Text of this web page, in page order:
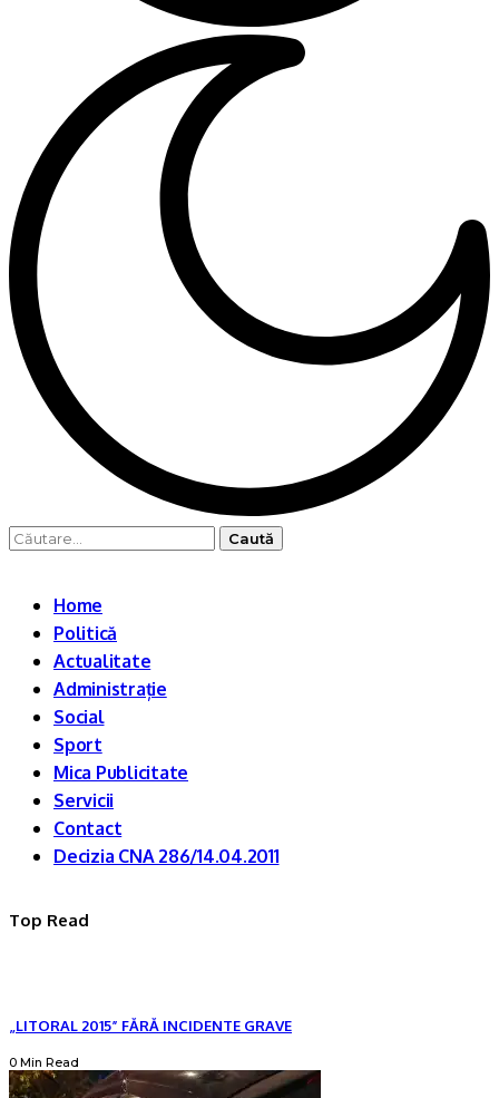
Caută
Home
Politică
Actualitate
Administrație
Social
Sport
Mica Publicitate
Servicii
Contact
Decizia CNA 286/14.04.2011
Top Read
„LITORAL 2015” FĂRĂ INCIDENTE GRAVE
0 Min Read